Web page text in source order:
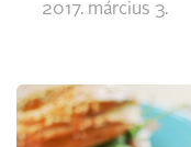
2017. március 3.